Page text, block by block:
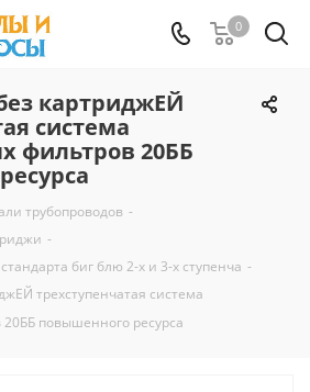
0
картриджЕЙ
система
фильтров 20ББ
трубопроводов -
-
биг блю 2-х и 3-х ступенча -
трехступенчатая система
повышенного ресурса